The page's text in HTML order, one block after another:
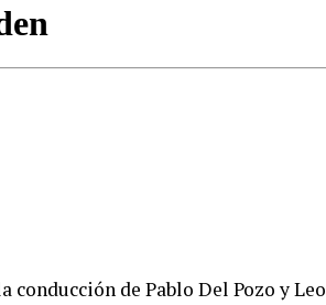
conducción de Pablo Del Pozo y Leo